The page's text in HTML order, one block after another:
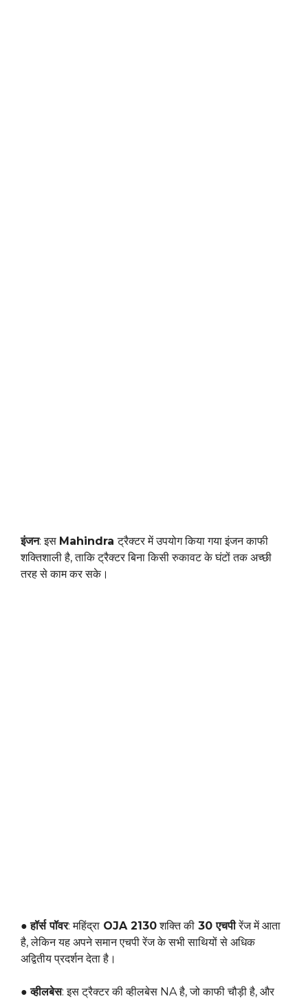
इंजन: इस Mahindraट्रैक्टर में उपयोग किया गया इंजन काफी
शक्तिशाली है, ताकि ट्रैक्टर बिना किसी रुकावट के घंटों तक अच्छी
तरह से काम कर सके।
●हॉर्स पॉवर: महिंद्रा OJA 2130शक्ति की 30 एचपीरेंज में आता
है, लेकिन यह अपने समान एचपी रेंज के सभी साथियों से अधिक
अद्वितीय प्रदर्शन देता है।
●व्हीलबेस: इस ट्रैक्टर की व्हीलबेस NA है, जो काफी चौड़ी है, और